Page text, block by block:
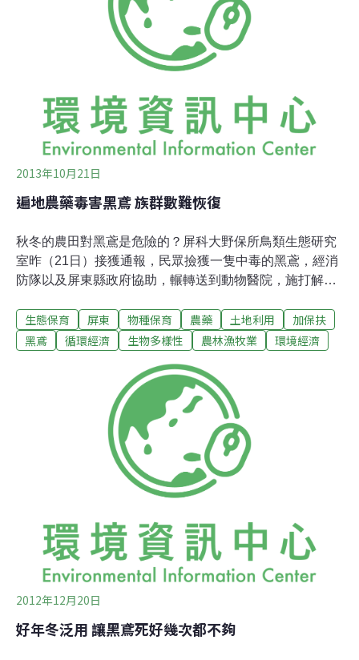
control）方法。台灣野鼠防除計畫：全面毒殺國內對鼠類
的控制，多年以來一直是每年重複全面的毒殺行動。政府
核准使用的殺鼠劑為抗凝血性滅鼠餌劑，屬第二代抗凝血
性滅鼠餌劑，毒性更勝於第一代滅鼠餌劑。多年來全台農
是毒性極強的藥餌，製作非
2013年10月21日
遍地農藥毒害黑鳶 族群數難恢復
秋冬的農田對黑鳶是危險的？屏科大野保所鳥類生態研究
室昨（21日）接獲通報，民眾撿獲一隻中毒的黑鳶，經消
防隊以及屏東縣政府協助，輾轉送到動物醫院，施打解毒
進一步抽血了解毒性種類，結果預計2周內出爐。去
（2012）年同期間，屏東科技大學野生動物保育研究所教
鳶，死後經過解剖才知道是農藥加保扶中毒，這次動物醫
師蕭恩沛一收到中毒的黑鳶，立即施打有機磷解毒劑。一
般人所稱的老鷹，指得就是黑鳶。黑鳶農地死亡之謎，今
年首度獲得屏東縣政府補助，從10月開始在屏東縣崁頂鄉
的農田進行調查，了解農田中黑鳶死亡之謎。在此之前，
全靠研究室自力研究。這個季節也是高屏地區的農民，秋
冬裡作種植紅豆之始。只是短短幾天，研究人員就發現農
隻。調查的第一天，研究人員在13公頃紅豆田中，尋
生態保育 屏東 物種保育 農藥 土地利用
加保扶
黑鳶
循環經濟 生物多樣性 農林漁牧業 環境經濟
2012年12月20日
好年冬泛用 讓黑鳶死好幾次都不夠